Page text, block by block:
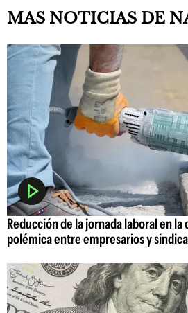
MAS NOTICIAS DE
Reducción de la jornada laboral en
polémica entre empresarios y